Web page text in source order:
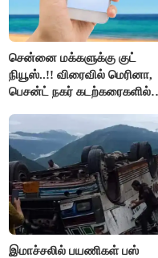
சென்னை மக்களுக்கு குட்
நியூஸ்..!! விரைவில் மெரினா,
பெசன்ட் நகர் கடற்கரைகளில்
இமாச்சலில் பயணிகள் பஸ்